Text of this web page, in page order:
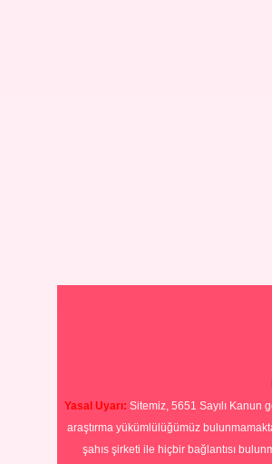
Yasal Uyarı: Sitemiz, 5651 Sayılı Kanun
araştırma yükümlülüğümüz
şahıs şirketi ile hiçbir bağlantısı